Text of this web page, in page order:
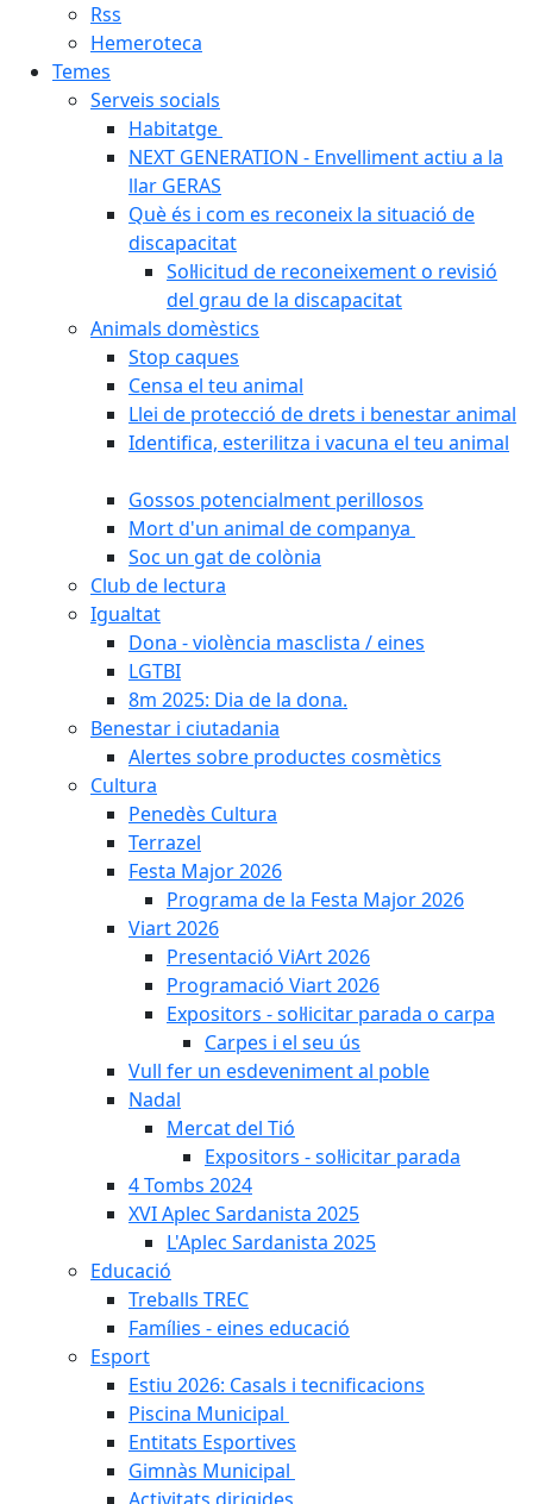
Rss
Hemeroteca
Temes
Serveis socials
Habitatge
NEXT GENERATION - Envelliment actiu a la
llar GERAS
Què és i com es reconeix la situació de
discapacitat
Sol·licitud de reconeixement o revisió
del grau de la discapacitat
Animals domèstics
Stop caques
Censa el teu animal
Llei de protecció de drets i benestar animal
Identifica, esterilitza i vacuna el teu animal
Gossos potencialment perillosos
Mort d'un animal de companya
Soc un gat de colònia
Club de lectura
Igualtat
Dona - violència masclista / eines
LGTBI
8m 2025: Dia de la dona.
Benestar i ciutadania
Alertes sobre productes cosmètics
Cultura
Penedès Cultura
Terrazel
Festa Major 2026
Programa de la Festa Major 2026
Viart 2026
Presentació ViArt 2026
Programació Viart 2026
Expositors - sol·licitar parada o carpa
Carpes i el seu ús
Vull fer un esdeveniment al poble
Nadal
Mercat del Tió
Expositors - sol·licitar parada
4 Tombs 2024
XVI Aplec Sardanista 2025
L'Aplec Sardanista 2025
Educació
Treballs TREC
Famílies - eines educació
Esport
Estiu 2026: Casals i tecnificacions
Piscina Municipal
Entitats Esportives
Gimnàs Municipal